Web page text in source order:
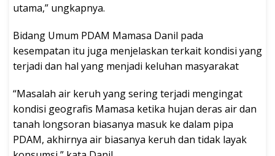
utama,” ungkapnya.
Bidang Umum PDAM Mamasa Danil pada
kesempatan itu juga menjelaskan terkait kondisi yang
terjadi dan hal yang menjadi keluhan masyarakat
“Masalah air keruh yang sering terjadi mengingat
kondisi geografis Mamasa ketika hujan deras air dan
tanah longsoran biasanya masuk ke dalam pipa
PDAM, akhirnya air biasanya keruh dan tidak layak